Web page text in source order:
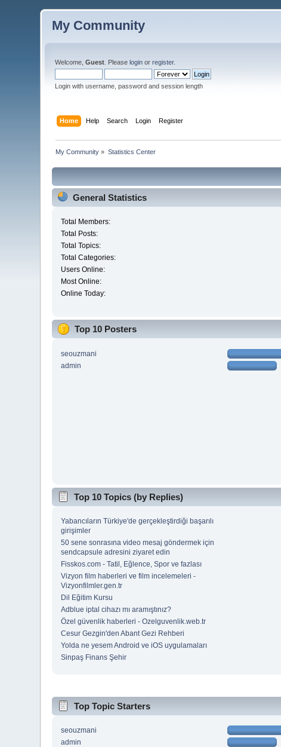
My Community
Welcome,Guest . Pleaselogin orregister.
Login with username, password and session length
Home Help Search Login Register
My Community » Statistics Center
General Statistics
Total Members:
Total Posts:
Total Topics:
Total Categories:
Users Online:
Most Online:
Online Today:
Top 10 Posters
seouzmani
admin
Top 10 Topics (by Replies)
Yabancıların Türkiye'de gerçekleştirdiği başarılı
girişimler
50 sene sonrasına video mesaj göndermek için
sendcapsule adresini ziyaret edin
Fisskos.com - Tatil, Eğlence, Spor ve fazlası
Vizyon film haberleri ve film incelemeleri -
Vizyonfilmler.gen.tr
Dil Eğitim Kursu
Adblue iptal cihazı mı aramıştınız?
Özel güvenlik haberleri - Ozelguvenlik.web.tr
Cesur Gezgin'den Abant Gezi Rehberi
Yolda ne yesem Android ve iOS uygulamaları
Sinpaş Finans Şehir
Top Topic Starters
seouzmani
admin